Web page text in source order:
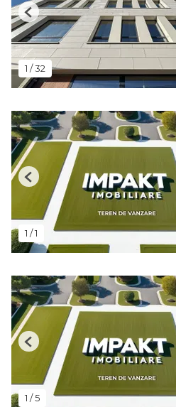
1 /32
Previous
1 /1
Previous
1 /5
Previous